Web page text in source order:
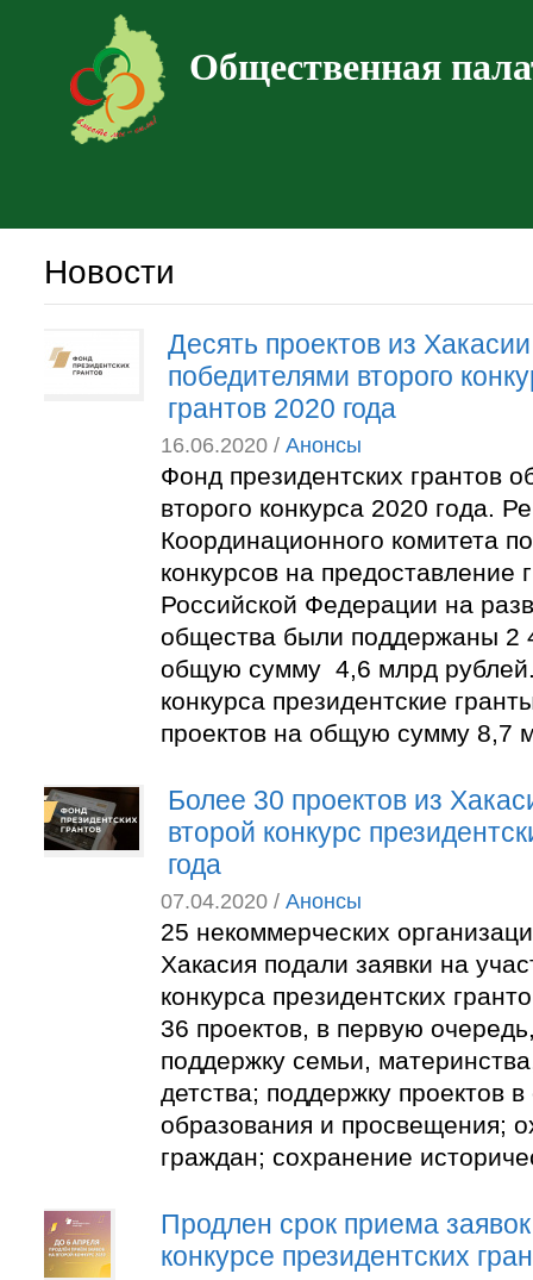
Общественная
Новости
Десять проектов из
победителями второго
грантов 2020 года
16.06.2020 / Анонсы
Фонд президентских грантов
второго конкурса 2020 года.
Координационного комитета
конкурсов на предоставление
Российской Федерации на
общества были поддержаны 2
общую сумму 4,6 млрд
конкурса президентские
проектов на общую сумму 8,7
Более 30 проектов из
второй конкурс
года
07.04.2020 / Анонсы
25 некоммерческих
Хакасия подали заявки на
конкурса президентских
36 проектов, в первую
поддержку семьи,
детства; поддержку проектов
образования и просвещения;
граждан; сохранение
Продлен срок приема
конкурсе президентских